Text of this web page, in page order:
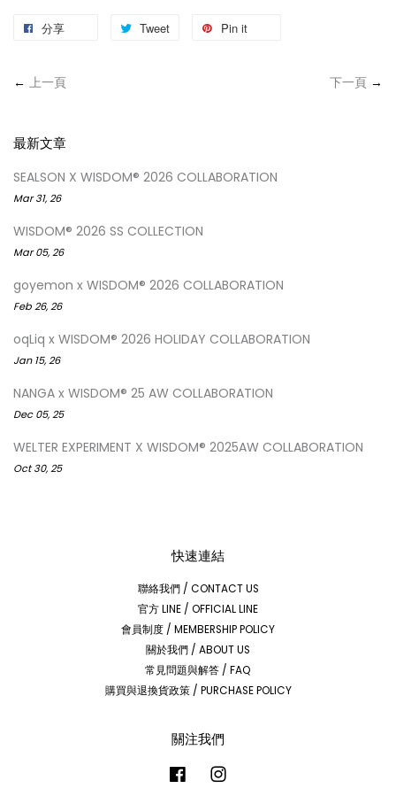
分享 Tweet Pin it
← 上一頁 下一頁 →
最新文章
SEALSON X WISDOM® 2026 COLLABORATION
Mar 31, 26
WISDOM® 2026 SS COLLECTION
Mar 05, 26
goyemon x WISDOM® 2026 COLLABORATION
Feb 26, 26
oqLiq x WISDOM® 2026 HOLIDAY COLLABORATION
Jan 15, 26
NANGA x WISDOM® 25 AW COLLABORATION
Dec 05, 25
WELTER EXPERIMENT X WISDOM® 2025AW COLLABORATION
Oct 30, 25
快速連結
聯絡我們 / CONTACT US
官方 LINE / OFFICIAL LINE
會員制度 / MEMBERSHIP POLICY
關於我們 / ABOUT US
常見問題與解答 / FAQ
購買與退換貨政策 / PURCHASE POLICY
關注我們
Facebook